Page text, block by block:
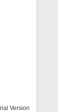
Version